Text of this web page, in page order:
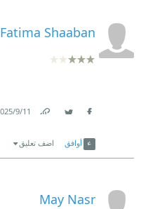
Fatima Shaaban
11‏/9‏/2025
أوافق اضف تعليق
May Nasr